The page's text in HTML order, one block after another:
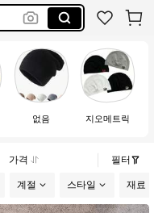
없음 지오메트릭
가격 필터
계절 스타일 재료